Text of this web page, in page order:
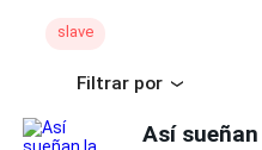
slave
Filtrar por
Así